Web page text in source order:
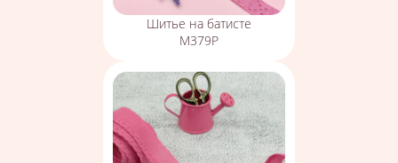
Шитье на батисте
М379Р